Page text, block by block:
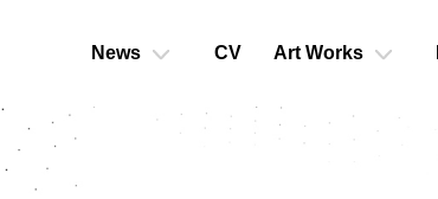
News CV Art Works